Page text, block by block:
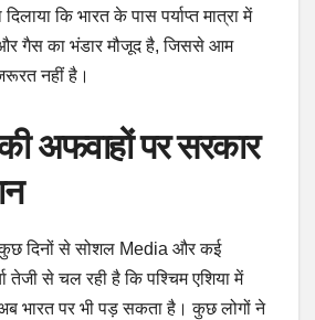
कि भारत के पास पर्याप्त मात्रा में
गैस का भंडार मौजूद है, जिससे आम
नहीं है।
अफवाहों पर सरकार
दिनों से सोशल Media और कई
तेजी से चल रही है कि पश्चिम एशिया में
भारत पर भी पड़ सकता है। कुछ लोगों ने